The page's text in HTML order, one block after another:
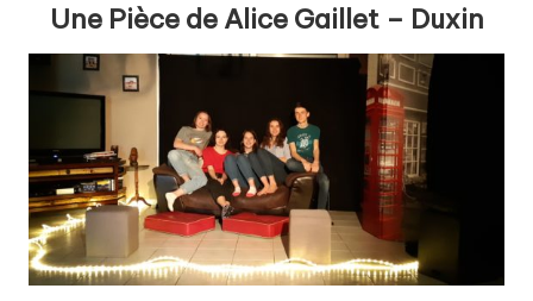
News,
Flash
Une Pièce de Alice Gaillet – Duxin